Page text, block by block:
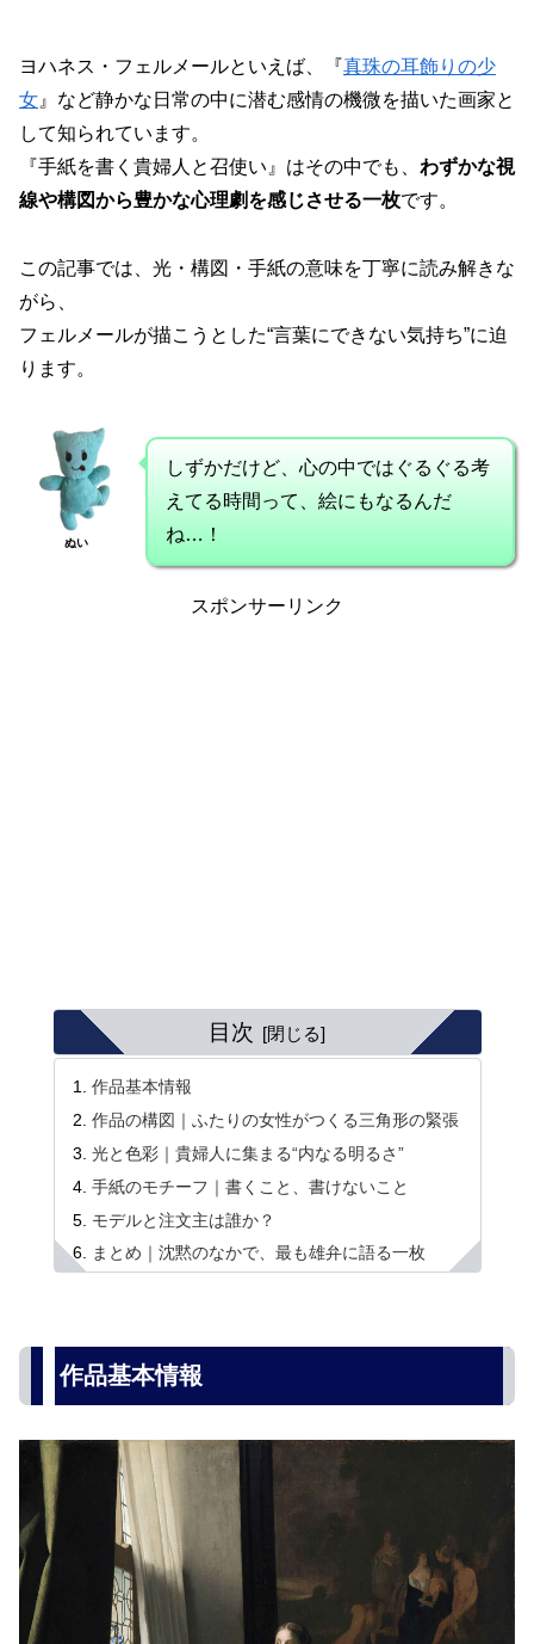
ヨハネス・フェルメールといえば、『 真珠の耳飾りの少
女』など静かな日常の中に潜む感情の機微を描いた画家と
して知られています。
『手紙を書く貴婦人と召使い』はその中でも、 わずかな視
線や構図から豊かな心理劇を感じさせる一枚です。
この記事では、光・構図・手紙の意味を丁寧に読み解きな
がら、
フェルメールが描こうとした“言葉にできない気持ち”に迫
ります。
ぬい
しずかだけど、心の中ではぐるぐる考
えてる時間って、絵にもなるんだ
ね…！
スポンサーリンク
目次
作品基本情報
作品の構図｜ふたりの女性がつくる三角形の緊張
光と色彩｜貴婦人に集まる“内なる明るさ”
手紙のモチーフ｜書くこと、書けないこと
モデルと注文主は誰か？
まとめ｜沈黙のなかで、最も雄弁に語る一枚
作品基本情報